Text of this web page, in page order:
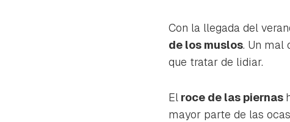
Para
Con la llegada del
de los muslos. Un mal
que tratar de lidiar.
El roce de las piernas
mayor parte de las